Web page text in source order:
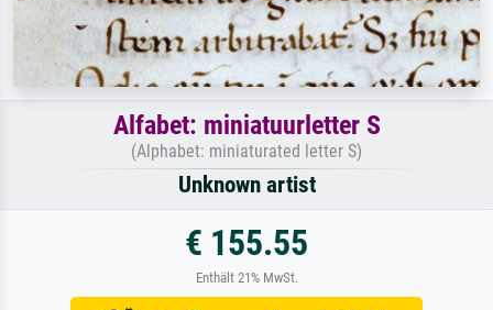
Alfabet: miniatuurletter S
(Alphabet: miniaturated letter S)
Unknown artist
€ 155.55
Enthält 21% MwSt.